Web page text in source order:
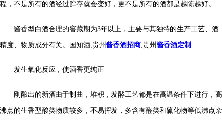
程，不是所有的酒经过贮存就会变好，更不是所有的酒都是越陈越好。
酱香型白酒合理的窖藏期为3年以上，主要与其独特的生产工艺、酒
精度、物质成分有关。 国知酒,贵州 酱香酒招商,贵州 酱香酒定制
发生氧化反应，使酒香更纯正
刚酿出的新酒由于制曲，堆积，发酵工艺都是在高温条件下进行，高
沸点的生香型酸类物质较多，不易挥发，多含有醛类和硫化物等低沸点杂